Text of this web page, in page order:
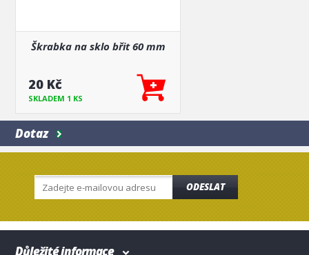
Škrabka na sklo břit 60 mm
20 Kč
SKLADEM 1 KS
Dotaz
ODESLAT
Důležité informace